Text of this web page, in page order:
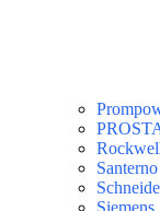
Santerno
Siemens